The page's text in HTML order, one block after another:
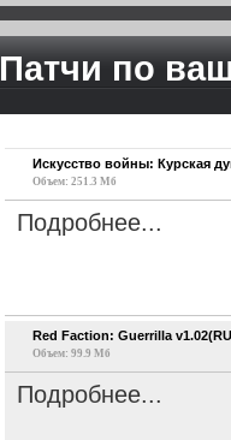
Патчи по
Искусство войны: Курская
Объем: 251.3 Мб
Подробнее...
Red Faction: Guerrilla
Объем: 99.9 Мб
Подробнее...